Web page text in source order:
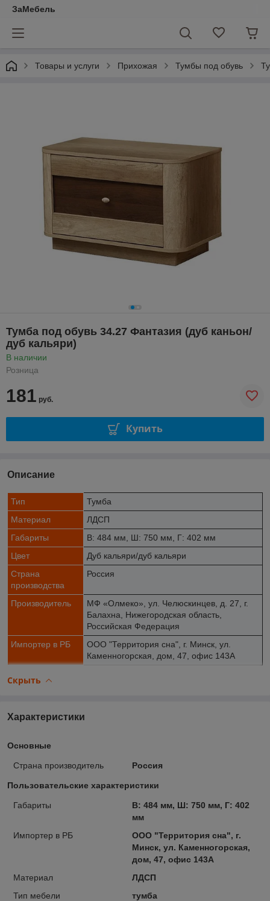
ЗаМебель
Товары и услуги Прихожая Тумбы под обувь
Тумба под обувь 34.27 Фантазия (дуб каньон/
дуб кальяри)
В наличии
Розница
181 руб.
Купить
Описание
Тип
Тумба
Материал
ЛДСП
Габариты
В: 484 мм, Ш: 750 мм, Г: 402 мм
Цвет
Дуб кальяри/дуб кальяри
Страна
производства
Россия
Производитель
МФ «Олмеко», ул. Челюскинцев, д. 27, г.
Балахна, Нижегородская область,
Российская Федерация
Импортер в РБ
ООО "Территория сна", г. Минск, ул.
Каменногорская, дом, 47, офис 143А
Скрыть
Характеристики
Основные
Страна производитель Россия
Пользовательские характеристики
Габариты
В: 484 мм, Ш: 750 мм, Г: 402
мм
Импортер в РБ
ООО "Территория сна", г.
Минск, ул. Каменногорская,
дом, 47, офис 143А
Материал
ЛДСП
Тип мебели
тумба